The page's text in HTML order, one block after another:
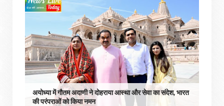
अयोध्या में गौतम अदाणी ने दोहराया आस्था और सेवा का संदेश, भारत
की परंपराओं को किया नमन